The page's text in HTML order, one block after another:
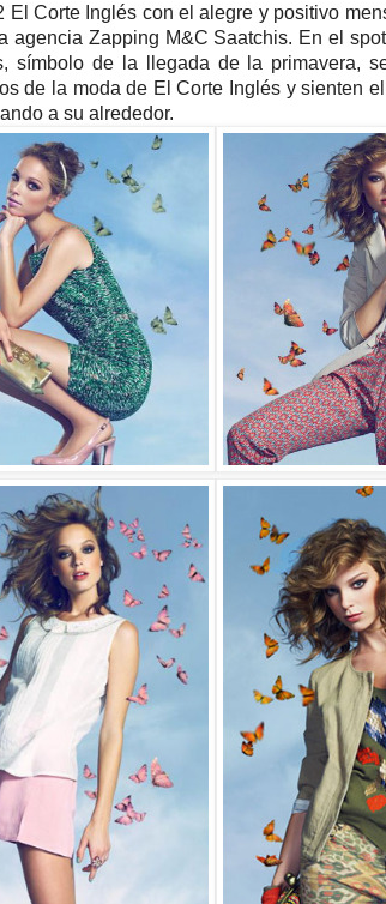
El Corte Inglés con el alegre y positivo
agencia Zapping M&C Saatchis. En el spot
símbolo de la llegada de la primavera,
de la moda de El Corte Inglés y sienten
a su alrededor.